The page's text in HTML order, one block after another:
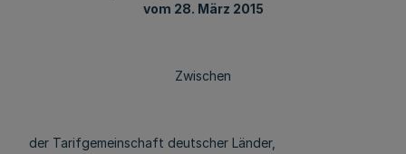
vom 28. März 2015
Zwischen
der Tarifgemeinschaft deutscher Länder,